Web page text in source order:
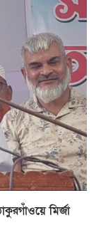
মির্জা